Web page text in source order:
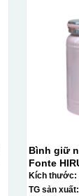
Bình giữ
Fonte HIRU đựng thức ăn
Kích thước:
TG sản xuất: